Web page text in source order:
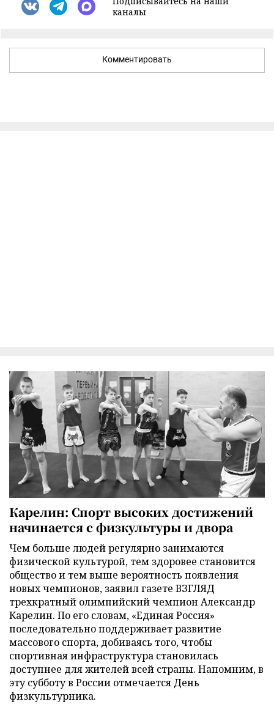
каналы
Комментировать
Карелин: Спорт высоких достижений
начинается с физкультуры и двора
Чем больше людей регулярно занимаются
физической культурой, тем здоровее становится
общество и тем выше вероятность появления
новых чемпионов, заявил газете ВЗГЛЯД
трехкратный олимпийский чемпион Александр
Карелин. По его словам, «Единая Россия»
последовательно поддерживает развитие
массового спорта, добиваясь того, чтобы
спортивная инфраструктура становилась
доступнее для жителей всей страны. Напомним, в
эту субботу в России отмечается День
физкультурника.